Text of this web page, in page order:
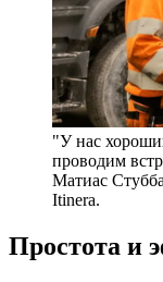
"У нас
проводим
Матиас
Itinera.
Простота и